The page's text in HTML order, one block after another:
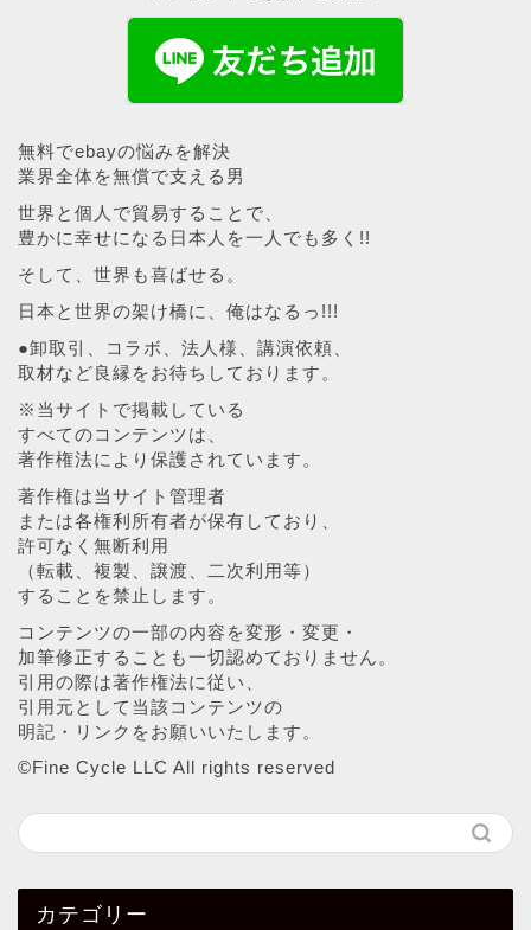
無料でebayの悩みを解決
業界全体を無償で支える男
世界と個人で貿易することで、
豊かに幸せになる日本人を一人でも多く!!
そして、世界も喜ばせる。
日本と世界の架け橋に、俺はなるっ!!!
●卸取引、コラボ、法人様、講演依頼、
取材など良縁をお待ちしております。
※当サイトで掲載している
すべてのコンテンツは、
著作権法により保護されています。
著作権は当サイト管理者
または各権利所有者が保有しており、
許可なく無断利用
（転載、複製、譲渡、二次利用等）
することを禁止します。
コンテンツの一部の内容を変形・変更・
加筆修正することも一切認めておりません。
引用の際は著作権法に従い、
引用元として当該コンテンツの
明記・リンクをお願いいたします。
©︎Fine Cycle LLC All rights reserved
カテゴリー